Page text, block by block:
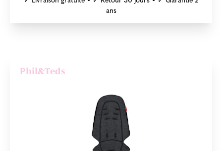
ans
Phil&Teds